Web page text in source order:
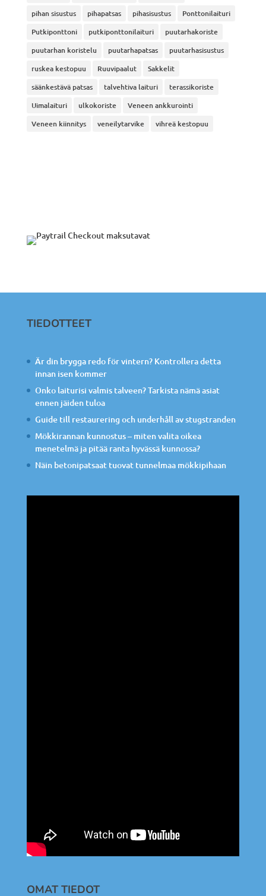
pihan sisustus
pihapatsas pihasisustus
Ponttonilaituri
Putkiponttoni
putkiponttonilaituri
puutarhakoriste
puutarhan koristelu
puutarhapatsas
puutarhasisustus
ruskea kestopuu
Ruuvipaalut
Sakkelit
säänkestävä patsas
talvehtiva laituri
terassikoriste
Uimalaituri
ulkokoriste
Veneen ankkurointi
Veneen kiinnitys
veneilytarvike vihreä kestopuu
TIEDOTTEET
Är din brygga redo för vintern? Kontrollera detta
innan isen kommer
Onko laiturisi valmis talveen? Tarkista nämä asiat
ennen jäiden tuloa
Guide till restaurering och underhåll av stugstranden
Mökkirannan kunnostus – miten valita oikea
menetelmä ja pitää ranta hyvässä kunnossa?
Näin betonipatsaat tuovat tunnelmaa mökkipihaan
OMAT TIEDOT